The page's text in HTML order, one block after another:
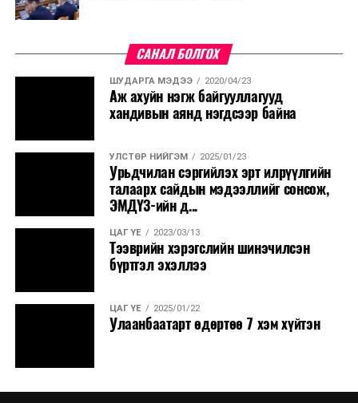
САНАЛ БОЛГОХ
ШУДАРГА МЭДЭЭ 2020/04/23
Аж ахуйн нэгж байгууллагууд
хандивын аянд нэгдсээр байна
УЛСТӨР НИЙГЭМ 2025/01/23
Урьдчилан сэргийлэх эрт илрүүлгийн
талаарх сайдын мэдээллийг сонсож,
ЭМДҮЗ-ийн д...
ЦАГ ҮЕ 2023/03/13
Тээврийн хэрэгслийн шинэчилсэн
бүртгэл эхэллээ
ЦАГ ҮЕ 2025/01/22
Улаанбаатарт өдөртөө 7 хэм хүйтэн